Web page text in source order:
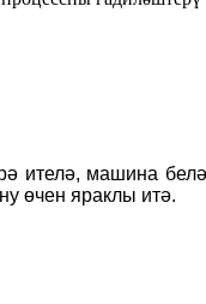
ителә, машина
өчен яраклы итә.